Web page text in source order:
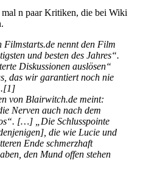
n paar Kritiken, die bei Wiki
Filmstarts.de nennt den Film
und besten des Jahres“.
Diskussionen auslösen“
das wir garantiert noch nie
von Blairwitch.de meint:
Nerven auch nach dem
[…] „Die Schlusspointe
die wie Lucie und
Ende schmerzhaft
den Mund offen stehen